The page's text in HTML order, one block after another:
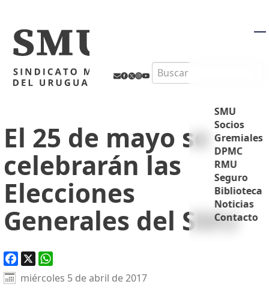
Search
SMU
Socios
Gremiales
DPMC
RMU
Seguro
Biblioteca
Noticias
Contacto
El 25 de mayo se
celebrarán las
Elecciones
Generales del SMU
Facebook
X WhatsApp
miércoles 5 de abril de 2017